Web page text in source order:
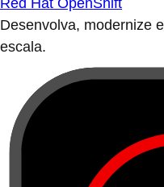
Red Hat OpenShift
Desenvolva, modernize
escala.